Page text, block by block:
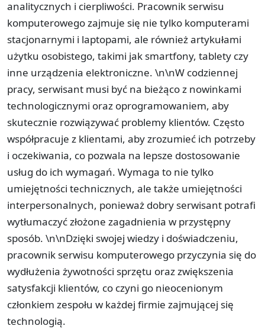
analitycznych i cierpliwości. Pracownik serwisu
komputerowego zajmuje się nie tylko komputerami
stacjonarnymi i laptopami, ale również artykułami
użytku osobistego, takimi jak smartfony, tablety czy
inne urządzenia elektroniczne. \n\nW codziennej
pracy, serwisant musi być na bieżąco z nowinkami
technologicznymi oraz oprogramowaniem, aby
skutecznie rozwiązywać problemy klientów. Często
współpracuje z klientami, aby zrozumieć ich potrzeby
i oczekiwania, co pozwala na lepsze dostosowanie
usług do ich wymagań. Wymaga to nie tylko
umiejętności technicznych, ale także umiejętności
interpersonalnych, ponieważ dobry serwisant potrafi
wytłumaczyć złożone zagadnienia w przystępny
sposób. \n\nDzięki swojej wiedzy i doświadczeniu,
pracownik serwisu komputerowego przyczynia się do
wydłużenia żywotności sprzętu oraz zwiększenia
satysfakcji klientów, co czyni go nieocenionym
członkiem zespołu w każdej firmie zajmującej się
technologią.